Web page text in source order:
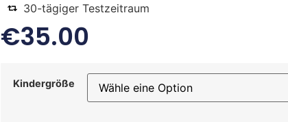
30-tägiger Testzeitraum
€35.00
Kindergröße